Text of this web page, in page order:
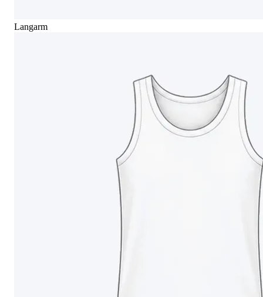
Langarm